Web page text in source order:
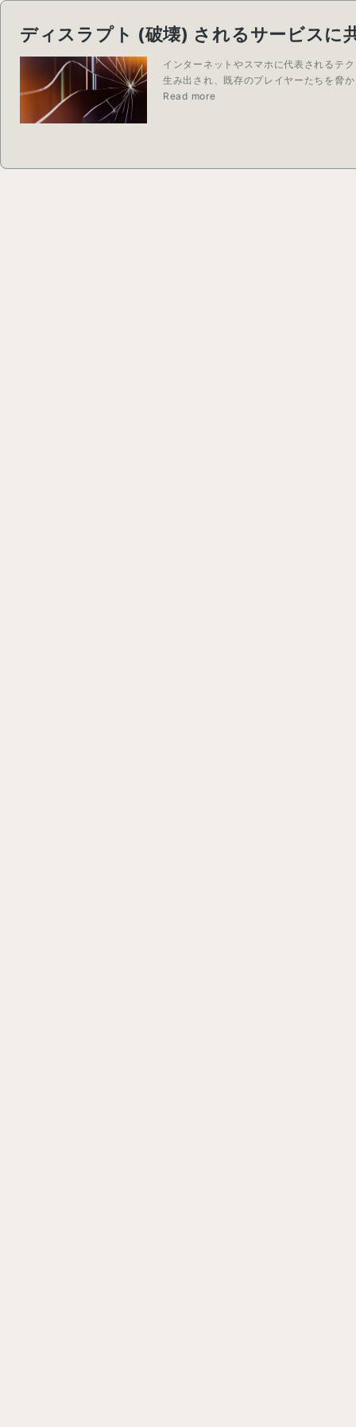
ディスラプト (破壊) されるサービスに
インターネットやスマホに代表されるテ
生み出され、既存のプレイヤーたちを脅
Read more